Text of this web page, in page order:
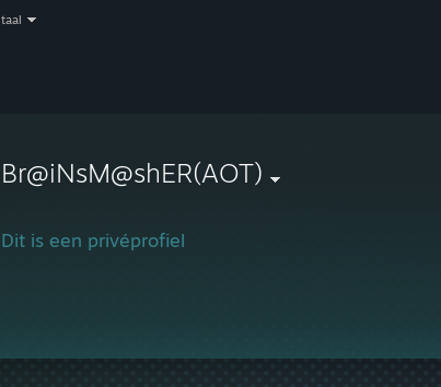
taal
Br@iNsM@shER(AOT)
Dit is een privéprofiel